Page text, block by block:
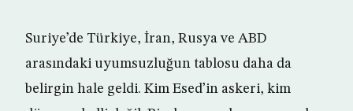
Suriye’de Türkiye, İran, Rusya ve ABD
arasındaki uyumsuzluğun tablosu daha da
belirgin hale geldi. Kim Esed’in askeri, kim